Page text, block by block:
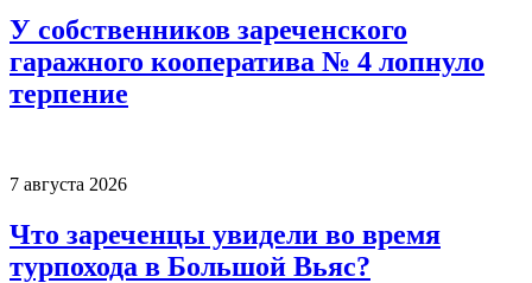
У собственников зареченского
гаражного кооператива № 4 лопнуло
терпение
7 августа 2026
Что зареченцы увидели во время
турпохода в Большой Вьяс?